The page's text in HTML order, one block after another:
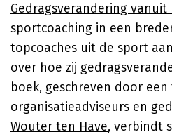
Gedragsverandering vanuit
sportcoaching in een
topcoaches uit de sport
over hoe zij
boek, geschreven door een
organisatieadviseurs en
Wouter ten Have, verbindt